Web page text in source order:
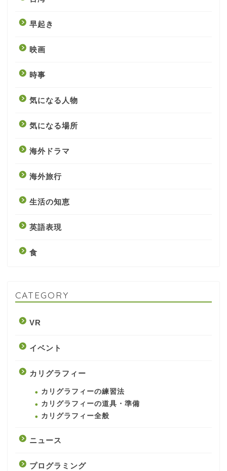
早起き
映画
時事
気になる人物
気になる場所
海外ドラマ
海外旅行
生活の知恵
英語表現
食
CATEGORY
VR
イベント
カリグラフィー
カリグラフィーの練習法
カリグラフィーの道具・準備
カリグラフィー全般
ニュース
プログラミング